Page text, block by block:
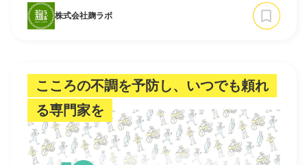
利用規約プライバシーポリシー
採用検討企業様へ
ら、環境負荷を抑えて効率よく菌体を生産できます。菌体
にはうま味成分が多く含まれ、タンパク質量も40〜60%と
ている点です。未利用資源の価値を最大化しながら、資源
循環型の食品生産プラットフォームの構築を進め、「おい
しさ」「栄養価」「サステナビリティ」を高いレベルで両
立した新たな食品素材の社…
株式会社麹ラボ
こころの不調を予防し、いつでも頼れ
る専門家を